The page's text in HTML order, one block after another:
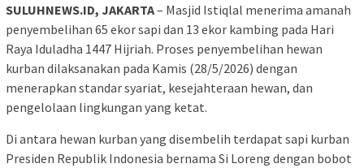
SULUHNEWS.ID, JAKARTA– Masjid Istiqlal menerima amanah
penyembelihan 65 ekor sapi dan 13 ekor kambing pada Hari
Raya Iduladha 1447 Hijriah. Proses penyembelihan hewan
kurban dilaksanakan pada Kamis (28/5/2026) dengan
menerapkan standar syariat, kesejahteraan hewan, dan
pengelolaan lingkungan yang ketat.
Di antara hewan kurban yang disembelih terdapat sapi kurban
Presiden Republik Indonesia bernama Si Loreng dengan bobot